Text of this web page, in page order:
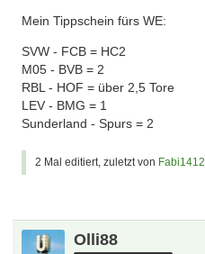
Mein Tippschein fürs WE:
SVW - FCB = HC2
M05 - BVB = 2
RBL - HOF = über 2,5 Tore
LEV - BMG = 1
Sunderland - Spurs = 2
2 Mal editiert, zuletzt von Fabi1412
Olli88